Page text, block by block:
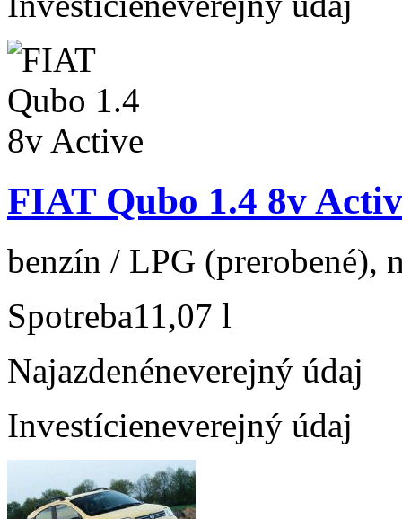
FIAT Qubo 1.4 8v
benzín / LPG (prerobené),
Spotreba11,07 l
Najazdenéneverejný údaj
Investícieneverejný údaj